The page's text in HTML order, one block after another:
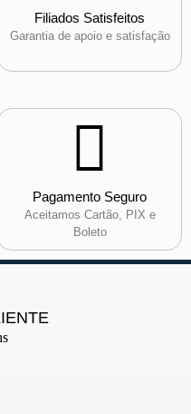
Filiados Satisfeitos
Garantia de apoio e satisfação
Pagamento Seguro
Aceitamos Cartão, PIX e
Boleto